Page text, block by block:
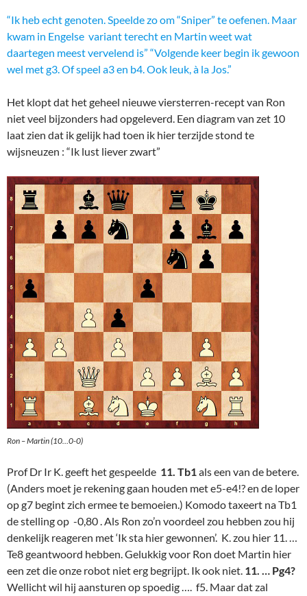
“Ik heb echt genoten. Speelde zo om “Sniper” te oefenen. Maar
kwam in Engelse variant terecht en Martin weet wat
daartegen meest vervelend is” “Volgende keer begin ik gewoon
wel met g3. Of speel a3 en b4. Ook leuk, à la Jos.”
Het klopt dat het geheel nieuwe viersterren-recept van Ron
niet veel bijzonders had opgeleverd. Een diagram van zet 10
laat zien dat ik gelijk had toen ik hier terzijde stond te
wijsneuzen : “Ik lust liever zwart”
Ron – Martin (10…0-0)
Prof Dr Ir K. geeft het gespeelde 11. Tb1als een van de betere.
(Anders moet je rekening gaan houden met e5-e4!? en de loper
op g7 begint zich ermee te bemoeien.) Komodo taxeert na Tb1
de stelling op -0,80 . Als Ron zo’n voordeel zou hebben zou hij
denkelijk reageren met ‘Ik sta hier gewonnen’. K. zou hier 11. …
Te8 geantwoord hebben. Gelukkig voor Ron doet Martin hier
een zet die onze robot niet erg begrijpt. Ik ook niet. 11. … Pg4?
Wellicht wil hij aansturen op spoedig …. f5. Maar dat zal